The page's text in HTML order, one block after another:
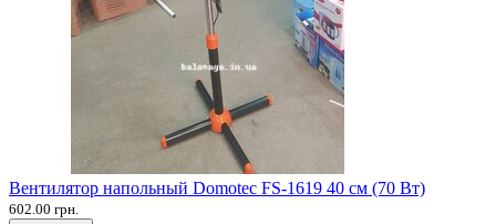
Вентилятор напольный Domotec FS-1619 40 см (70 Вт)
602.00 грн.